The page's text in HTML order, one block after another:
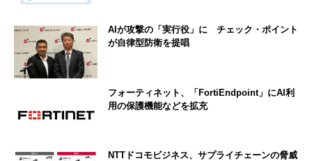
AIが攻撃の「実行役」に チェック・ポイント
が自律型防衛を提唱
フォーティネット、「FortiEndpoint」にAI利
用の保護機能などを拡充
NTTドコモビジネス、サプライチェーンの脅威